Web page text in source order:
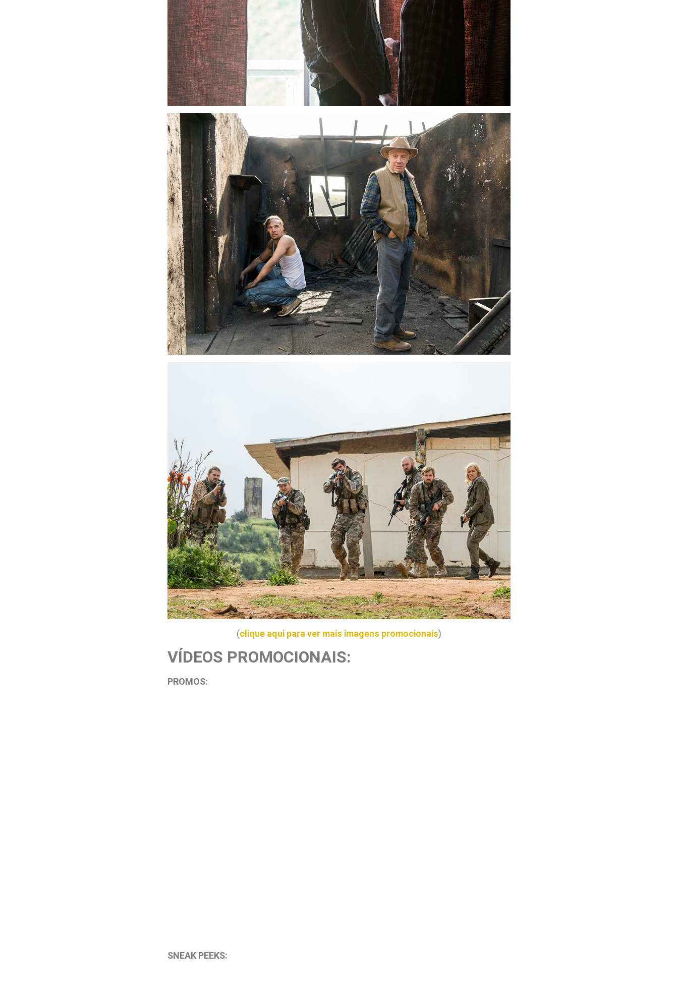
(clique aqui para ver mais imagens promocionais)
VÍDEOS PROMOCIONAIS:
PROMOS:
SNEAK PEEKS: